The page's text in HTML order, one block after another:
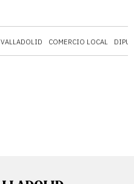
VALLADOLID COMERCIO LOCAL